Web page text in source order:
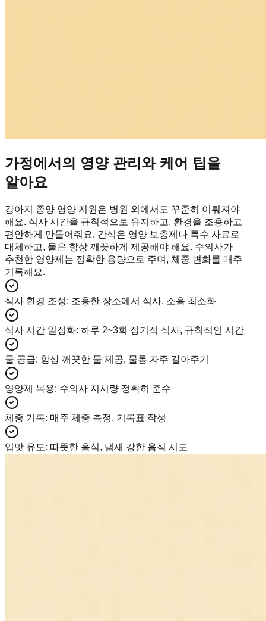
가정에서의 영양 관리와 케어 팁을
알아요
강아지 종양 영양 지원은 병원 외에서도 꾸준히 이뤄져야
해요. 식사 시간을 규칙적으로 유지하고, 환경을 조용하고
편안하게 만들어줘요. 간식은 영양 보충제나 특수 사료로
대체하고, 물은 항상 깨끗하게 제공해야 해요. 수의사가
추천한 영양제는 정확한 용량으로 주며, 체중 변화를 매주
기록해요.
식사 환경 조성: 조용한 장소에서 식사, 소음 최소화
식사 시간 일정화: 하루 2~3회 정기적 식사, 규칙적인 시간
물 공급: 항상 깨끗한 물 제공, 물통 자주 갈아주기
영양제 복용: 수의사 지시량 정확히 준수
체중 기록: 매주 체중 측정, 기록표 작성
입맛 유도: 따뜻한 음식, 냄새 강한 음식 시도